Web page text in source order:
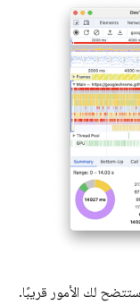
ستتضح لك الأمور قريبًا.